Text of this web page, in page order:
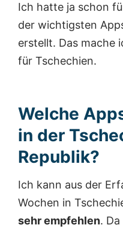
Ich hatte ja schon
der wichtigsten
erstellt. Das mache
für Tschechien.
Welche
in der
Republik?
Ich kann aus der
Wochen in
sehr empfehlen.